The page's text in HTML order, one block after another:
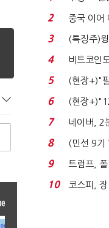
로봇·AI 등
2
중국 이어
국전쟁’
3
(특징주)
지에 상한
4
비트코인
처분' 기
5
(현장+)"
요"…'덜
6
(현장
빈 매대
7
네이버, 2
비 0.2%
8
(민선 9
격…추미
9
트럼프,
관세…"미
10
코스피,